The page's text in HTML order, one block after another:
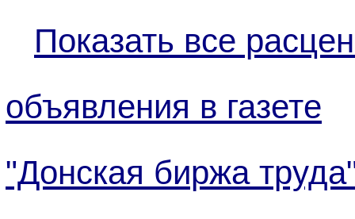
Показать все
объявления в газете
"Донская биржа